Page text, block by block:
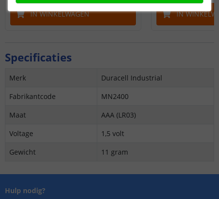
IN WINKELWAGEN IN
Specificaties
Merk
Duracell Industrial
Fabrikantcode
MN2400
Maat
AAA (LR03)
Voltage
1,5 volt
Gewicht
11 gram
Hulp nodig?